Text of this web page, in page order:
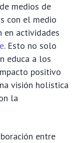
medios de
con el medio
en actividades
. Esto no solo
educa a los
positivo
visión holística
la
entre